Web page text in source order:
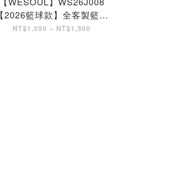
【2026籃球款】全客製籃球
服
NT$1,050 ~ NT$1,500